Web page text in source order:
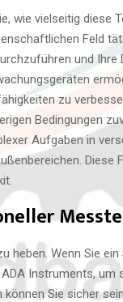
wie vielseitig diese
Feld
und Ihre
zu
Bedingungen
Aufgaben in
Diese
heben. Wenn Sie ein
Instruments, um
Sie sicher